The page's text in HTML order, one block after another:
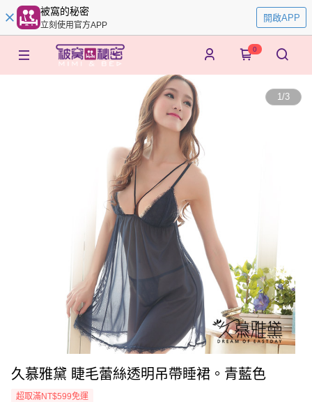
被窩的秘密
立刻使用官方APP
開啟APP
0
1/3
久慕雅黛 睫毛蕾絲透明吊帶睡裙。青藍色
超取滿NT$599免運